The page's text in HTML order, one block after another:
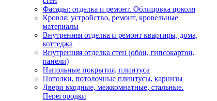
Фасады: отделка и ремонт. Облицовка цоколя
Кровля: устройство, ремонт, кровельные
материалы
Внутренняя отделка и ремонт квартиры, дома,
коттеджа
Внутренняя отделка стен (обои, гипсокартон,
панели)
Напольные покрытия, плинтуса
Потолки, потолочные плинтусы, карнизы
Двери входные, межкомнатные, стальные.
Перегородки